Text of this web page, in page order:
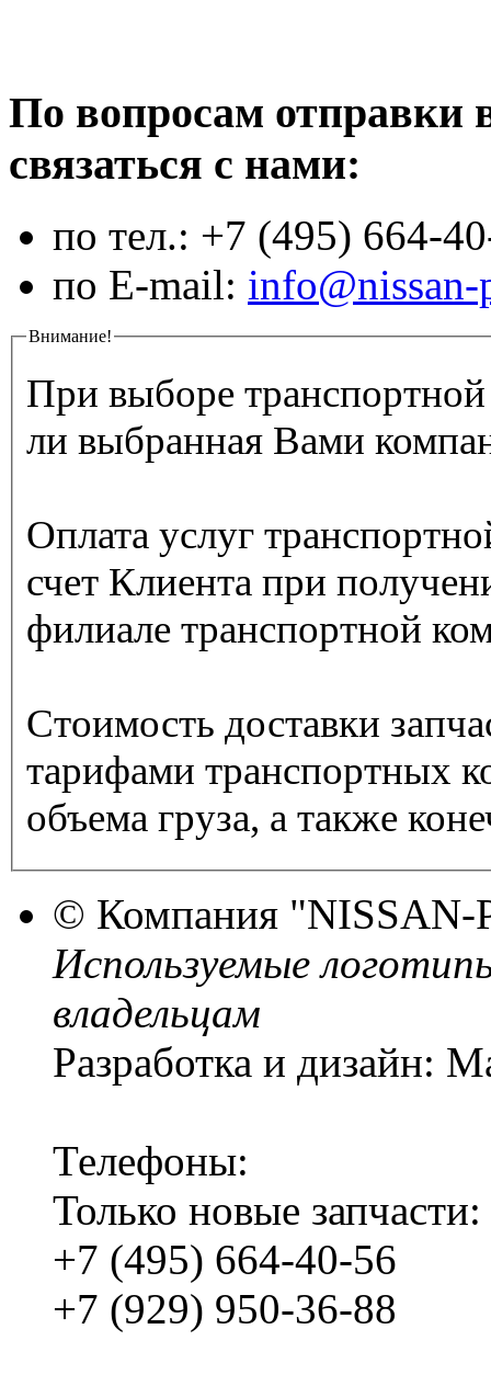
По вопросам отправки
связаться с нами:
по тел.: +7 (495) 664-
по E-mail: info@nissan-
Внимание!
При выборе
ли выбранная Вами
Оплата услуг
счет Клиента при
филиале транспортной
Стоимость доставки
тарифами транспортных
объема груза, а также
© Компания "NISSAN-
Используемые
владельцам
Разработка и дизайн:
Телефоны:
Только новые запчасти:
+7 (495) 664-40-56
+7 (929) 950-36-88